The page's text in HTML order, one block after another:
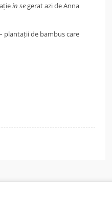
in se gerat azi de Anna
plantații de bambus care